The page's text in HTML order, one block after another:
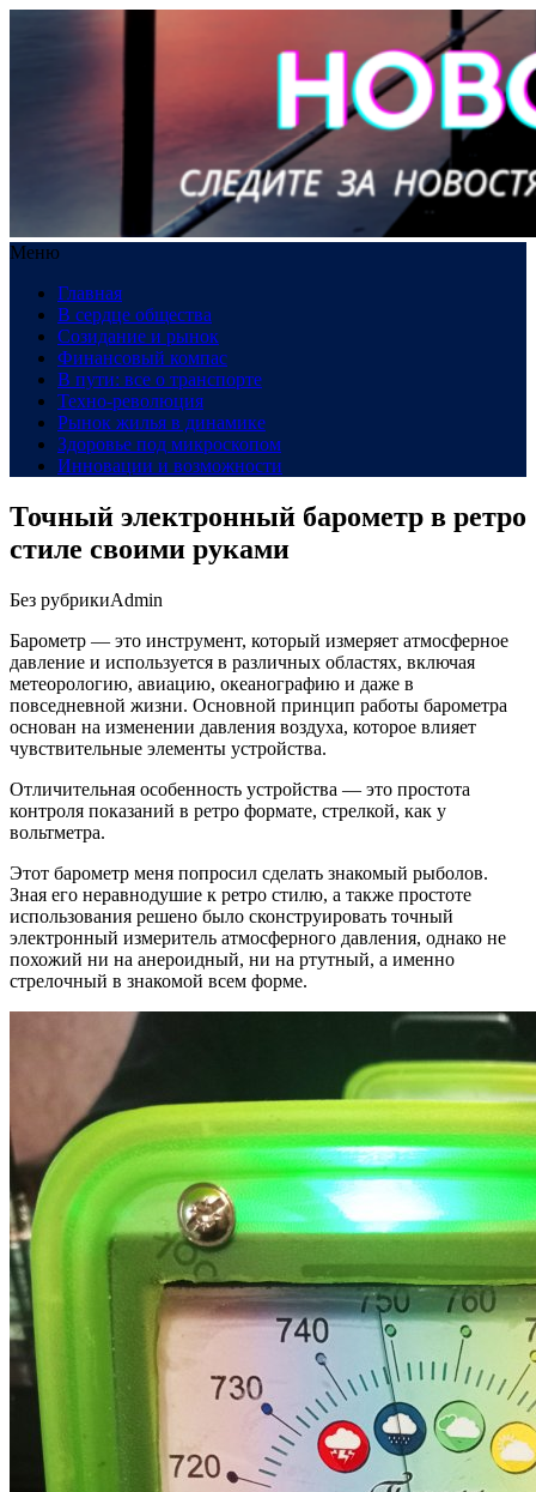
Меню
Главная
В сердце общества
Созидание и рынок
Финансовый компас
В пути: все о транспорте
Техно-революция
Рынок жилья в динамике
Здоровье под микроскопом
Инновации и возможности
Точный электронный барометр в ретро
стиле своими руками
Без рубрикиAdmin
Барометр — это инструмент, который измеряет атмосферное
давление и используется в различных областях, включая
метеорологию, авиацию, океанографию и даже в
повседневной жизни. Основной принцип работы барометра
основан на изменении давления воздуха, которое влияет
чувствительные элементы устройства.
Отличительная особенность устройства — это простота
контроля показаний в ретро формате, стрелкой, как у
вольтметра.
Этот барометр меня попросил сделать знакомый рыболов.
Зная его неравнодушие к ретро стилю, а также простоте
использования решено было сконструировать точный
электронный измеритель атмосферного давления, однако не
похожий ни на анероидный, ни на ртутный, а именно
стрелочный в знакомой всем форме.